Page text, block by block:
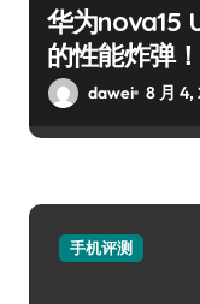
华为nova15
的性能炸弹！
dawei 8 月 4,
手机评测